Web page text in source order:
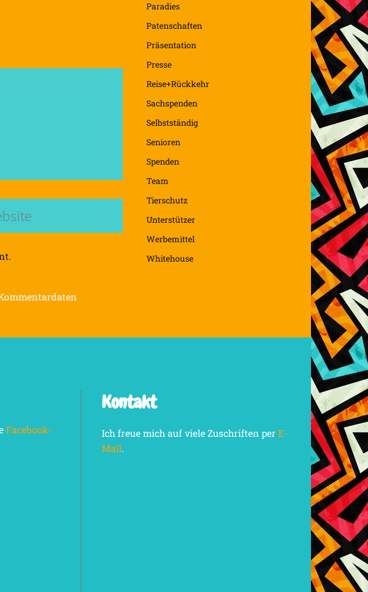
Paradies
Patenschaften
Präsentation
Presse
Reise+Rückkehr
Sachspenden
Selbstständig
Senioren
Spenden
Team
Tierschutz
Unterstützer
Werbemittel
Whitehouse
Facebook-
Kontakt
Ich freue mich auf viele Zuschriften perE-
Mail.